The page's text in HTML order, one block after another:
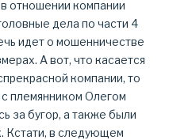
отношении компании
дела по части 4
идет о мошенничестве
А вот, что касается
компании, то
племянником Олегом
за бугор, а также были
Кстати, в следующем